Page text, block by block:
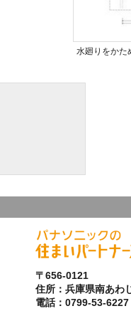
水廻りをかた
〒656-0121
住所：兵庫県南あわ
電話：0799-53-